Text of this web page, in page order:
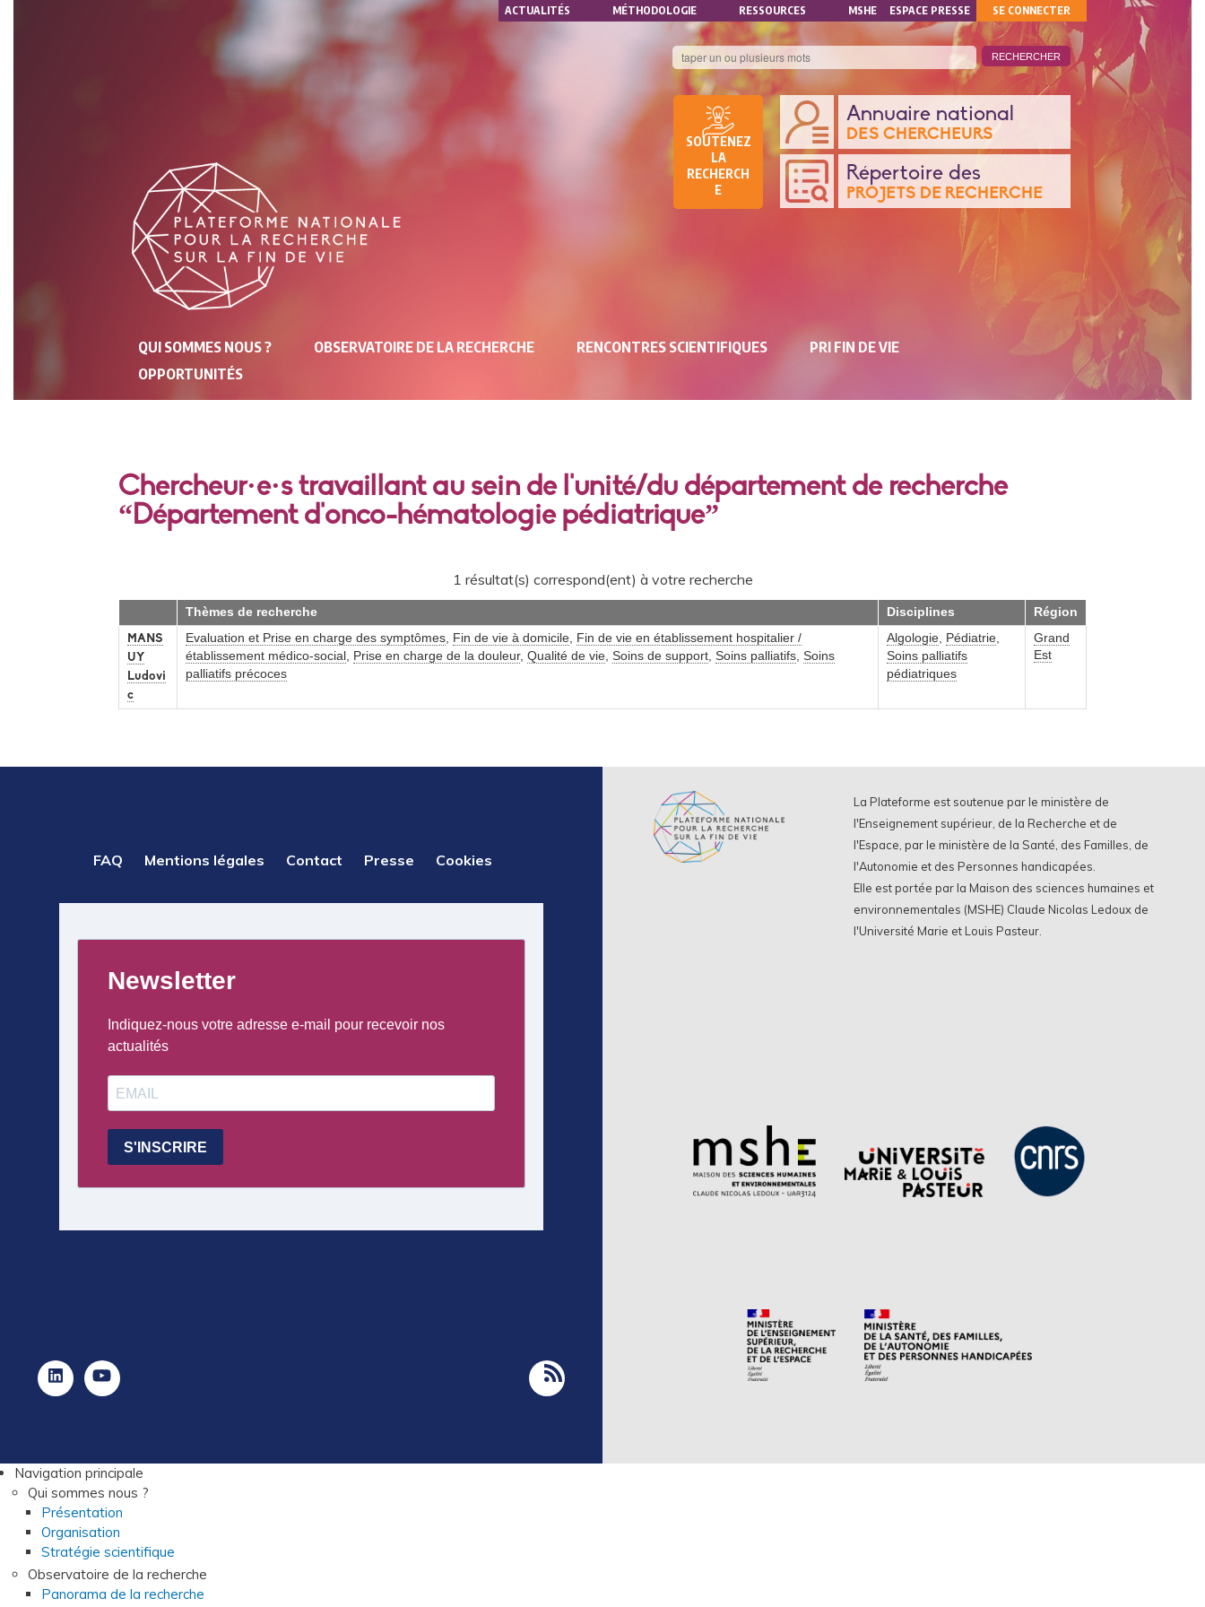
Aller
BANQUE
DE
DONNÉES
DE
RECHERCHE
Annuaire national
DES CHERCHEURS
Répertoire des
PROJETS DE RECHERCHE
SOUTENEZ
LA
RECHERCH
E
NAVIGATION
PRINCIPALE
QUI SOMMES NOUS ? OBSERVATOIRE DE LA RECHERCHE RENCONTRES SCIENTIFIQUES
PRI FIN DE VIE
OPPORTUNITÉS
NAVIGATION
SECONDAIRE
ACTUALITÉS MÉTHODOLOGIE RESSOURCES MSHE ESPACE PRESSE
MON
COMPTE
SE CONNECTER
Chercheur·e·s travaillant au sein de l'unité/du département de recherche
“Département d'onco-hématologie pédiatrique”
1 résultat(s) correspond(ent) à votre recherche
Thèmes de recherche Disciplines Région
MANS
UY
Ludovi
c
Evaluation et Prise en charge des symptômes Fin de vie à domicile Fin de vie en établissement hospitalier /
établissement médico-social Prise en charge de la douleur, Qualité de vie Soins de support Soins palliatifs Soins
palliatifs précoces
Algologie Pédiatrie
Soins palliatifs
pédiatriques
Grand
Est
PAGE
FAQ Mentions légales Contact Presse Cookies
La Plateforme est soutenue par le ministère de
l'Enseignement supérieur, de la Recherche et de
l'Espace, par le ministère de la Santé, des Familles, de
l'Autonomie et des Personnes handicapées.
Elle est portée par la Maison des sciences humaines et
environnementales (MSHE) Claude Nicolas Ledoux de
l'Université Marie et Louis Pasteur.
Navigation principale
Qui sommes nous ?
Présentation
Organisation
Stratégie scientifique
Observatoire de la recherche
Panorama de la recherche